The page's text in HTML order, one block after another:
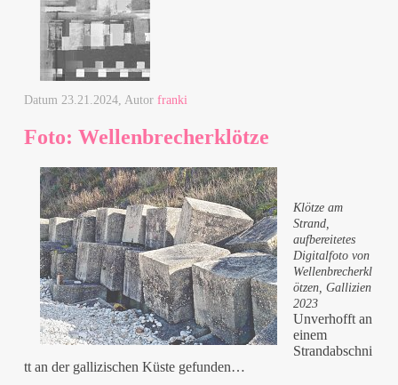
Datum 23.21.2024 , Autorfranki
Foto: Wellenbrecherklötze
Klötze am
Strand,
aufbereitetes
Digitalfoto von
Wellenbrecherkl
ötzen, Gallizien
2023
Unverhofft an
einem
Strandabschni
tt an der gallizischen Küste gefunden…